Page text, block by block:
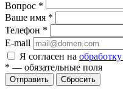
Вопрос *
Ваше имя *
Телефон *
E-mail
Я согласен на
* — обязательные поля
Отправить Сбросить